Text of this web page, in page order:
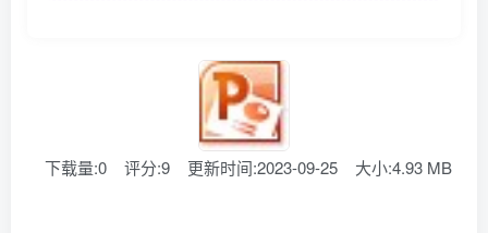
下载量:0 评分:9 更新时间:2023-09-25 大小:4.93 MB